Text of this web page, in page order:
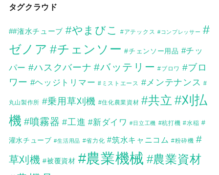
タグクラウド
##潅水チューブ #やまびこ #アテックス #コンプレッサー #
ゼノア #チェンソー #チェンソー用品 #チッ
パー #ハスクバーナ #バッテリー #ブロワ #ブロ
ワー #ヘッジトリマー #ミストエース #メンテナンス #
丸山製作所 #乗用草刈機 #住化農業資材 #共立 #刈払
機 #噴霧器 #工進 #新ダイワ #日立工機 #杭打機 #水稲 #
灌水チューブ #生活用品 #省力化 #筑水キャニコム #粉砕機 #
草刈機 #被覆資材 #農業機械 #農業資材